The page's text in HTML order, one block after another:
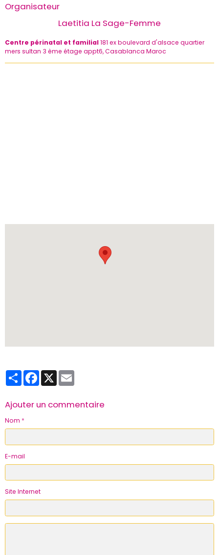
Organisateur
Laetitia La Sage-Femme
Centre périnatal et familial181 ex boulevard d'alsace quartier
mers sultan 3 ème étage appt6, Casablanca Maroc
PartagerFacebook
X
Ajouter un commentaire
Nom
E-mail
Site Internet